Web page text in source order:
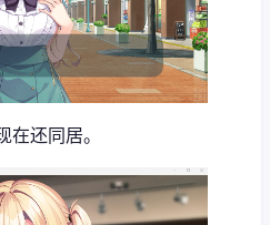
还同居。